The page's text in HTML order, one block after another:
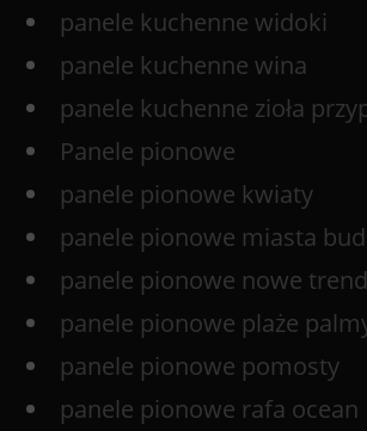
panele kuchenne widoki
panele kuchenne wina
panele kuchenne zioła
Panele pionowe
panele pionowe kwiaty
panele pionowe miasta
panele pionowe nowe
panele pionowe plaże
panele pionowe pomosty
panele pionowe rafa ocean